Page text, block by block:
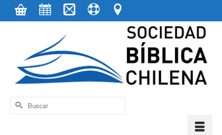
contenido
Buscar
por: